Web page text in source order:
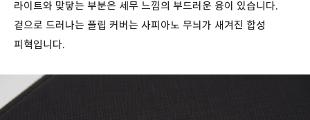
라이트와 맞닿는 부분은 세무 느낌의 부드러운 융이 있습니다.
겉으로 드러나는 플립 커버는 사피아노 무늬가 새겨진 합성
피혁입니다.